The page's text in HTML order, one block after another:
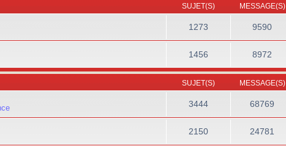
SUJET(S) MESSAGE(S)
1273 9590
1456 8972
SUJET(S) MESSAGE(S)
3444 68769
2150 24781